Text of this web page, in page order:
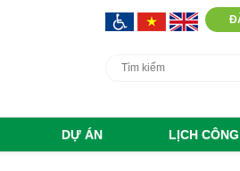
DỰ ÁN LỊCH